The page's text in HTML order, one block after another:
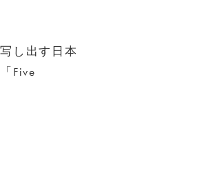
し出す日本
Five